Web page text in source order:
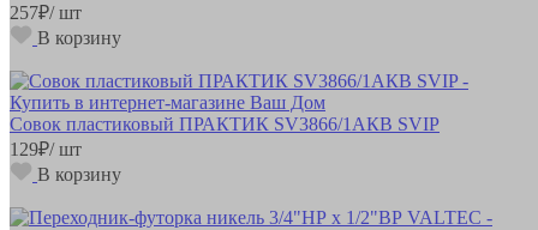
257₽/ шт
В корзину
Совок пластиковый ПРАКТИК SV3866/1АКВ SVIP
129₽/ шт
В корзину